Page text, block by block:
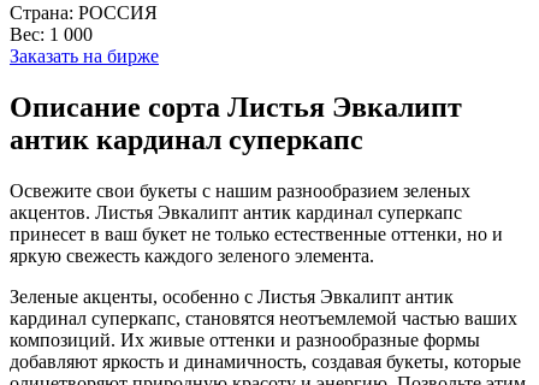
Страна: РОССИЯ
Вес: 1 000
Заказать на бирже
Описание сорта Листья Эвкалипт
антик кардинал суперкапс
Освежите свои букеты с нашим разнообразием зеленых
акцентов. Листья Эвкалипт антик кардинал суперкапс
принесет в ваш букет не только естественные оттенки, но и
яркую свежесть каждого зеленого элемента.
Зеленые акценты, особенно с Листья Эвкалипт антик
кардинал суперкапс, становятся неотъемлемой частью ваших
композиций. Их живые оттенки и разнообразные формы
добавляют яркость и динамичность, создавая букеты, которые